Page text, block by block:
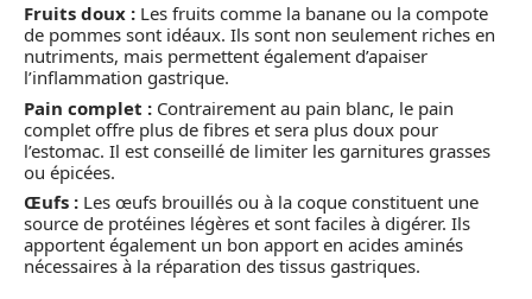
Fruits doux : Les fruits comme la banane ou la compote
de pommes sont idéaux. Ils sont non seulement riches en
nutriments, mais permettent également d’apaiser
l’inflammation gastrique.
Pain complet : Contrairement au pain blanc, le pain
complet offre plus de fibres et sera plus doux pour
l’estomac. Il est conseillé de limiter les garnitures grasses
ou épicées.
Œufs : Les œufs brouillés ou à la coque constituent une
source de protéines légères et sont faciles à digérer. Ils
apportent également un bon apport en acides aminés
nécessaires à la réparation des tissus gastriques.